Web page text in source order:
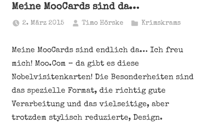
Meine MooCards sind da…
2. März 2015 Timo Hörske Krimskrams
Meine MooCards sind endlich da… Ich freu
mich! Moo.Com – da gibt es diese
Nobelvisitenkarten! Die Besonderheiten sind
das spezielle Format, die richtig gute
Verarbeitung und das vielseitige, aber
trotzdem stylisch reduzierte, Design.